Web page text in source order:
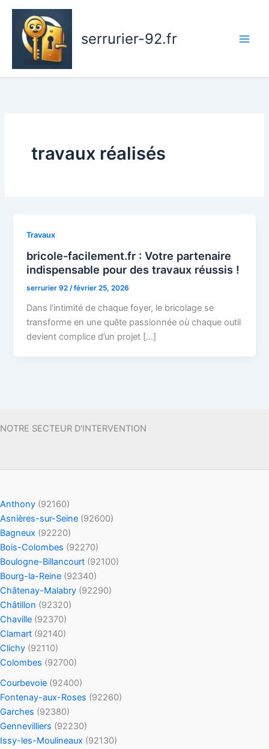
Aller
contenu
serrurier-92.fr
travaux réalisés
Travaux
bricole-facilement.fr : Votre partenaire
indispensable pour des travaux réussis !
serrurier 92 /février 25, 2026
Dans l’intimité de chaque foyer, le bricolage se
transforme en une quête passionnée où chaque outil
devient complice d’un projet […]
NOTRE SECTEUR D'INTERVENTION
Anthony (92160)
Asnières-sur-Seine (92600)
Bagneux (92220)
Bois-Colombes (92270)
Boulogne-Billancourt (92100)
Bourg-la-Reine (92340)
Châtenay-Malabry (92290)
Châtillon (92320)
Chaville (92370)
Clamart (92140)
Clichy (92110)
Colombes (92700)
Courbevoie (92400)
Fontenay-aux-Roses (92260)
Garches (92380)
Gennevilliers (92230)
Issy-les-Moulineaux (92130)